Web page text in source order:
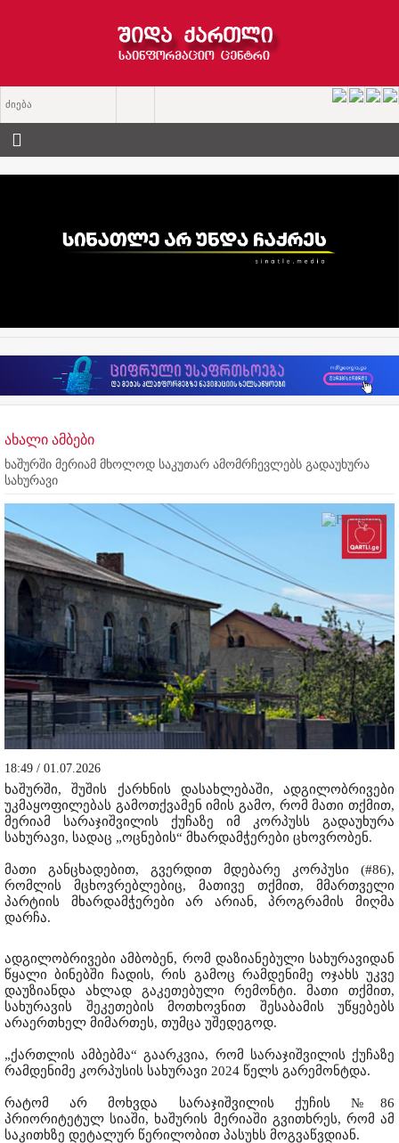
ახალი ამბები
ხაშურში მერიამ მხოლოდ საკუთარ ამომრჩევლებს გადაუხურა
სახურავი
18:49 / 01.07.2026
ხაშურში, შუშის ქარხნის დასახლებაში, ადგილობრივები
უკმაყოფილებას გამოთქვამენ იმის გამო, რომ მათი თქმით,
მერიამ სარაჯიშვილის ქუჩაზე იმ კორპუსს გადაუხურა
სახურავი, სადაც „ოცნების“ მხარდამჭერები ცხოვრობენ.
მათი განცხადებით, გვერდით მდებარე კორპუსი (#86),
რომლის მცხოვრებლებიც, მათივე თქმით, მმართველი
პარტიის მხარდამჭერები არ არიან, პროგრამის მიღმა
დარჩა.
ადგილობრივები ამბობენ, რომ დაზიანებული სახურავიდან
წყალი ბინებში ჩადის, რის გამოც რამდენიმე ოჯახს უკვე
დაუზიანდა ახლად გაკეთებული რემონტი. მათი თქმით,
სახურავის შეკეთების მოთხოვნით შესაბამის უწყებებს
არაერთხელ მიმართეს, თუმცა უშედეგოდ.
„ქართლის ამბებმა“ გაარკვია, რომ სარაჯიშვილის ქუჩაზე
რამდენიმე კორპუსის სახურავი 2024 წელს გარემონტდა.
რატომ არ მოხვდა სარაჯიშვილის ქუჩის №86
პრიორიტეტულ სიაში, ხაშურის მერიაში გვითხრეს, რომ ამ
საკითხზე დეტალურ წერილობით პასუხს მოგვაწვდიან.